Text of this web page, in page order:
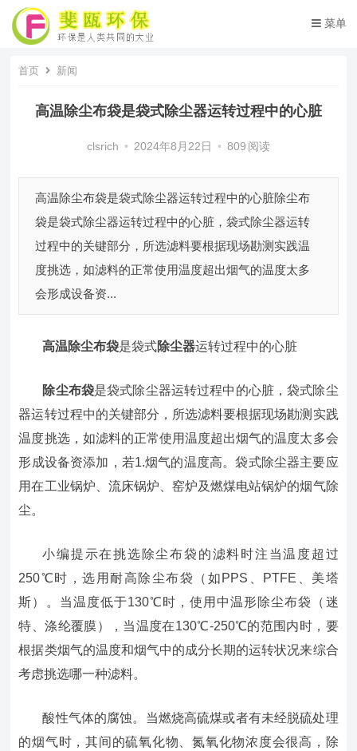
菜单
首页 新闻
高温除尘布袋是袋式除尘器运转过程中的心脏
clsrich • 2024年8月22日 • 809 阅读
高温除尘布袋是袋式除尘器运转过程中的心脏除尘布
袋是袋式除尘器运转过程中的心脏，袋式除尘器运转
过程中的关键部分，所选滤料要根据现场勘测实践温
度挑选，如滤料的正常使用温度超出烟气的温度太多
会形成设备资...
高温除尘布袋是袋式除尘器运转过程中的心脏
除尘布袋是袋式除尘器运转过程中的心脏，袋式除尘
器运转过程中的关键部分，所选滤料要根据现场勘测实践
温度挑选，如滤料的正常使用温度超出烟气的温度太多会
形成设备资添加，若1.烟气的温度高。袋式除尘器主要应
用在工业锅炉、流床锅炉、窑炉及燃煤电站锅炉的烟气除
尘。
小编提示在挑选除尘布袋的滤料时注当温度超过
250℃时，选用耐高除尘布袋（如PPS、PTFE、美塔
斯）。当温度低于130℃时，使用中温形除尘布袋（迷
特、涤纶覆膜），当温度在130℃-250℃的范围内时，要
根据类烟气的温度和烟气中的成分长期的运转状况来综合
考虑挑选哪一种滤料。
酸性气体的腐蚀。当燃烧高硫煤或者有未经脱硫处理
的烟气时，其间的硫氧化物、氮氧化物浓度会很高，除